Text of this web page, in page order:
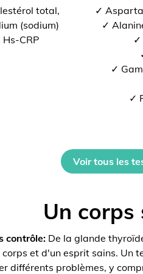
total,
(sodium)
Hs-CRP
✓
✓
✓
✓
✓
Voir tous les
Un corps
contrôle: De la glande
et d'un esprit sains.
différents problèmes, y